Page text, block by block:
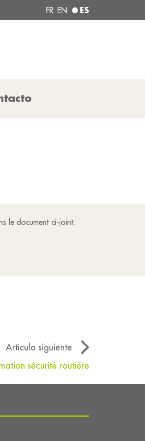
FR EN ES
le document ci-joint.
Artículo siguiente
sécurité routière